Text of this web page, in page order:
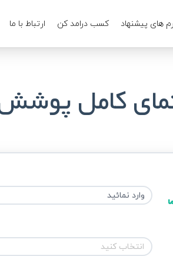
های پیشنهاد کسب درامد کن ارتباط با ما
کامل
انتخاب کنید